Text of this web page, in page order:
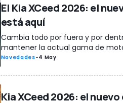
El Kia XCeed 2026: el
está aquí
Cambia todo por fuera y por
mantener la actual gama de
Novedades-4 May
Kia XCeed 2026: el